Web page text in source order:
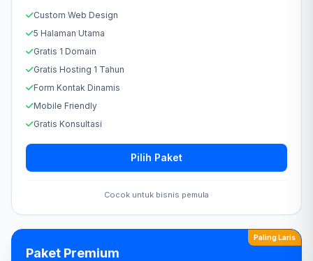
Custom Web Design
5 Halaman Utama
Gratis 1 Domain
Gratis Hosting 1 Tahun
Form Kontak Dinamis
Mobile Friendly
Gratis Konsultasi
Pilih Paket
Cocok untuk bisnis pemula
Paling Laris
Paket Premium